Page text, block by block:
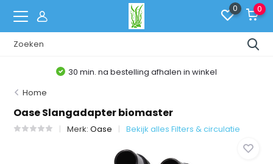
0 0
30 min. na bestelling afhalen in winkel
Home
Oase Slangadapter biomaster
Merk:Oase Bekijk alles Filters & circulatie